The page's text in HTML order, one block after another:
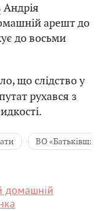
Андрія
арешт до
до восьми
що слідство у
рухався з
ВО
домашній